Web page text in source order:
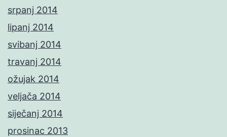
srpanj 2014
lipanj 2014
svibanj 2014
travanj 2014
ožujak 2014
veljača 2014
siječanj 2014
prosinac 2013